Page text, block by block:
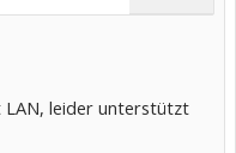
LAN, leider unterstützt